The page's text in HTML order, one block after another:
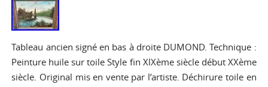
Tableau ancien signé en bas à droite DUMOND. Technique :
Peinture huile sur toile Style fin XlXème siècle début XXème
siècle. Original mis en vente par l’artiste. Déchirure toile en